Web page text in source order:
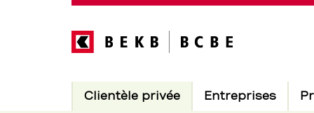
Hauptnavigation
Clientèle privéeActifEntreprises